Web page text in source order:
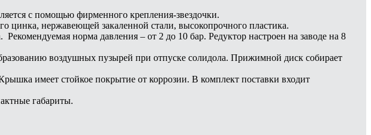
с помощью фирменного крепления-звездочки.
цинка, нержавеющей закаленной стали, высокопрочного пластика.
норма давления – от 2 до 10 бар. Редуктор настроен на заводе на 8
воздушных пузырей при отпуске солидола. Прижимной диск собирает
имеет стойкое покрытие от коррозии. В комплект поставки входит
габариты.